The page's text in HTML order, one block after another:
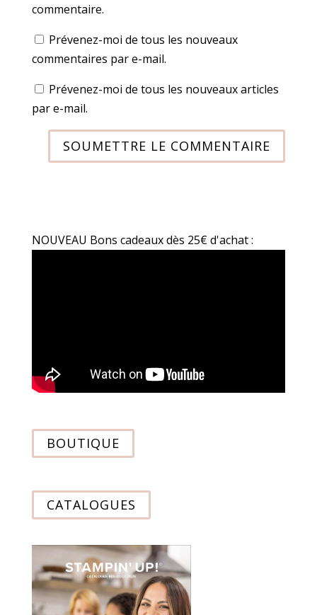
commentaire.
Prévenez-moi de tous les nouveaux
commentaires par e-mail.
Prévenez-moi de tous les nouveaux articles
par e-mail.
SOUMETTRE LE COMMENTAIRE
NOUVEAU Bons cadeaux dès 25€ d'achat :
BOUTIQUE
CATALOGUES